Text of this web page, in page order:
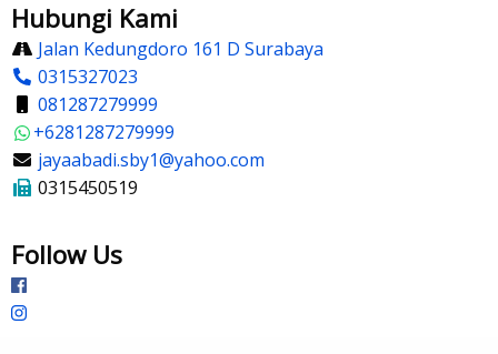
Hubungi Kami
Jalan Kedungdoro 161 D Surabaya
0315327023
081287279999
+6281287279999
jayaabadi.sby1@yahoo.com
0315450519
Follow Us